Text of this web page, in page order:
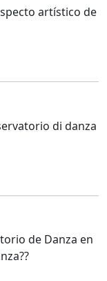
artístico de
di danza
de Danza en